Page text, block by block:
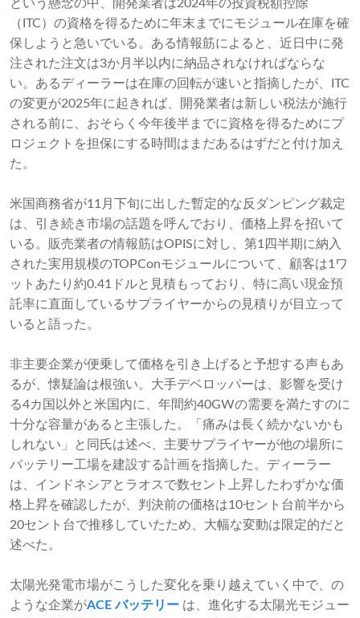
という懸念の中、開発業者は2024年の投資​​税額控除
（ITC）の資格を得るために年末までにモジュール在庫を確
保しようと急いでいる。ある情報筋によると、近日中に発
注された注文は3か月半以内に納品されなければならな
い。あるディーラーは在庫の回転が速いと指摘したが、ITC
の変更が​​2025年に起きれば、開発業者は新しい税法が施行
される前に、おそらく今年後半までに資格を得るためにプ
ロジェクトを担保にする時間はまだあるはずだと付け加え
た。
米国商務省が11月下旬に出した暫定的な反ダンピング裁定
は、引き続き市場の話題を呼んでおり、価格上昇を招いて
いる。販売業者の情報筋はOPISに対し、第1四半期に納入
された実用規模のTOPConモジュールについて、顧客は1ワ
ットあたり約0.41ドルと見積もっており、特に高い現金預
託率に直面しているサプライヤーからの見積りが目立って
いると語った。
非主要企業が便乗して価格を引き上げると予想する声もあ
るが、懐疑論は根強い。大手デベロッパーは、影響を受け
る4カ国以外と米国内に、年間約40GWの需要を満たすのに
十分な容量があると主張した。「痛みは長く続かないかも
しれない」と同氏は述べ、主要サプライヤーが他の場所に
バッテリー工場を建設する計画を指摘した。ディーラー
は、インドネシアとラオスで数セント上昇したわずかな価
格上昇を確認したが、判決前の価格は10セント台前半から
20セント台で推移していたため、大幅な変動は限定的だと
述べた。
太陽光発電市場がこうした変化を乗り越えていく中で、の
ような企業がACE バッテリー は、進化する太陽光モジュー